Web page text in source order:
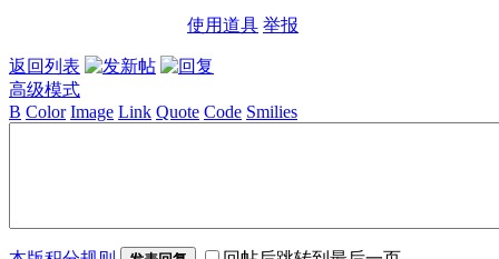
使用道具 举报
返回列表
高级模式
B Color Image Link Quote Code Smilies